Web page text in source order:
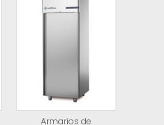
Armarios de